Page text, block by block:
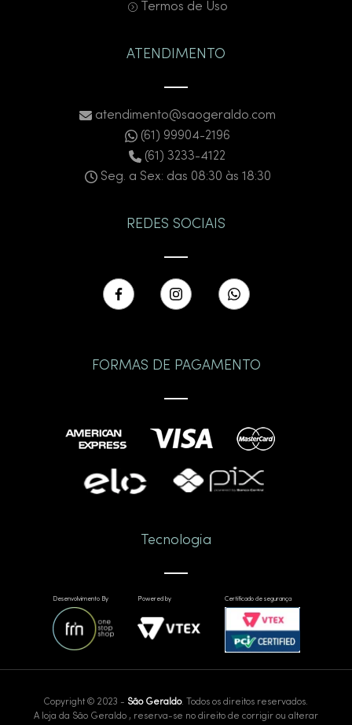
Termos de Uso
ATENDIMENTO
atendimento@saogeraldo.com
(61) 99904-2196
(61) 3233-4122
Seg. a Sex: das 08:30 às 18:30
REDES SOCIAIS
FORMAS DE PAGAMENTO
Tecnologia
Desenvolvimento By Powered by Certificado de segurança
Copyright © 2023 - São Geraldo. Todos os direitos reservados.
A loja da São Geraldo , reserva-se no direito de corrigir ou alterar